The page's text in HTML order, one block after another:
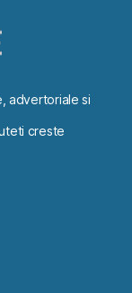
advertoriale si
creste